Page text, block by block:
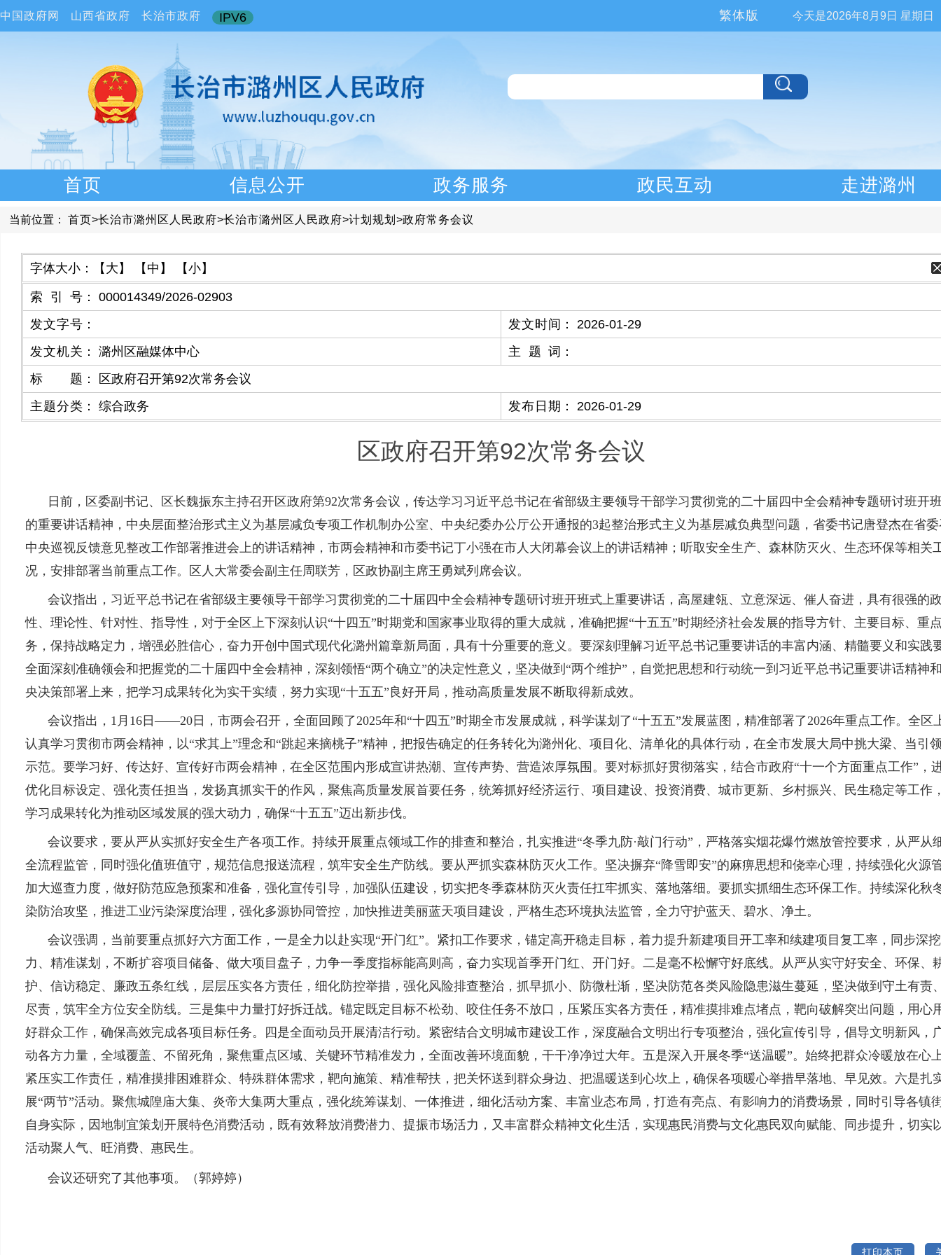
中国政府网 山西省政府 长治市政府 IPV6 今天是2026年8月9日 星期日
繁体版
首页 信息公开 政务服务 政民互动 走进潞州
当前位置： 首页>长治市潞州区人民政府>长治市潞州区人民政府>计划规划 >政府常务会议
字体大小： 【大】 【中】 【小】
索引号 ：
000014349/2026-02903
发文字号 ： 发文时间 ：
2026-01-29
发文机关 ： 潞州区融媒体中心 主题词 ：
标题 ：
区政府召开第92次常务会议
主题分类 ： 综合政务 发布日期 ： 2026-01-29
区政府召开第92次常务会议
日前，区委副书记、区长魏振东主持召开区政府第92次常务会议，传达学习习近平总书记在省部级主要领导干部学习贯彻党的二十届四中全会精神专题研讨班开
的重要讲话精神，中央层面整治形式主义为基层减负专项工作机制办公室、中央纪委办公厅公开通报的3起整治形式主义为基层减负典型问题，省委书记唐登杰在省
中央巡视反馈意见整改工作部署推进会上的讲话精神，市两会精神和市委书记丁小强在市人大闭幕会议上的讲话精神；听取安全生产、森林防灭火、生态环保等相关
况，安排部署当前重点工作。区人大常委会副主任周联芳，区政协副主席王勇斌列席会议。
会议指出，习近平总书记在省部级主要领导干部学习贯彻党的二十届四中全会精神专题研讨班开班式上重要讲话，高屋建瓴、立意深远、催人奋进，具有很强的
性、理论性、针对性、指导性，对于全区上下深刻认识“十四五”时期党和国家事业取得的重大成就，准确把握“十五五”时期经济社会发展的指导方针、主要目标、重
务，保持战略定力，增强必胜信心，奋力开创中国式现代化潞州篇章新局面，具有十分重要的意义。要深刻理解习近平总书记重要讲话的丰富内涵、精髓要义和实践
全面深刻准确领会和把握党的二十届四中全会精神，深刻领悟“两个确立”的决定性意义，坚决做到“两个维护”，自觉把思想和行动统一到习近平总书记重要讲话精神
央决策部署上来，把学习成果转化为实干实绩，努力实现“十五五”良好开局，推动高质量发展不断取得新成效。
会议指出，1月16日——20日，市两会召开，全面回顾了2025年和“十四五”时期全市发展成就，科学谋划了“十五五”发展蓝图，精准部署了2026年重点工作。全区
认真学习贯彻市两会精神，以“求其上”理念和“跳起来摘桃子”精神，把报告确定的任务转化为潞州化、项目化、清单化的具体行动，在全市发展大局中挑大梁、当引
示范。要学习好、传达好、宣传好市两会精神，在全区范围内形成宣讲热潮、宣传声势、营造浓厚氛围。要对标抓好贯彻落实，结合市政府“十一个方面重点工作”，
优化目标设定、强化责任担当，发扬真抓实干的作风，聚焦高质量发展首要任务，统筹抓好经济运行、项目建设、投资消费、城市更新、乡村振兴、民生稳定等工作
学习成果转化为推动区域发展的强大动力，确保“十五五”迈出新步伐。
会议要求，要从严从实抓好安全生产各项工作。持续开展重点领域工作的排查和整治，扎实推进“冬季九防·敲门行动”，严格落实烟花爆竹燃放管控要求，从严从
全流程监管，同时强化值班值守，规范信息报送流程，筑牢安全生产防线。要从严抓实森林防灭火工作。坚决摒弃“降雪即安”的麻痹思想和侥幸心理，持续强化火源
加大巡查力度，做好防范应急预案和准备，强化宣传引导，加强队伍建设，切实把冬季森林防灭火责任扛牢抓实、落地落细。要抓实抓细生态环保工作。持续深化秋
染防治攻坚，推进工业污染深度治理，强化多源协同管控，加快推进美丽蓝天项目建设，严格生态环境执法监管，全力守护蓝天、碧水、净土。
会议强调，当前要重点抓好六方面工作，一是全力以赴实现“开门红”。紧扣工作要求，锚定高开稳走目标，着力提升新建项目开工率和续建项目复工率，同步深
力、精准谋划，不断扩容项目储备、做大项目盘子，力争一季度指标能高则高，奋力实现首季开门红、开门好。二是毫不松懈守好底线。从严从实守好安全、环保、
护、信访稳定、廉政五条红线，层层压实各方责任，细化防控举措，强化风险排查整治，抓早抓小、防微杜渐，坚决防范各类风险隐患滋生蔓延，坚决做到守土有责
尽责，筑牢全方位安全防线。三是集中力量打好拆迁战。锚定既定目标不松劲、咬住任务不放口，压紧压实各方责任，精准摸排难点堵点，靶向破解突出问题，用心
好群众工作，确保高效完成各项目标任务。四是全面动员开展清洁行动。紧密结合文明城市建设工作，深度融合文明出行专项整治，强化宣传引导，倡导文明新风，
动各方力量，全域覆盖、不留死角，聚焦重点区域、关键环节精准发力，全面改善环境面貌，干干净净过大年。五是深入开展冬季“送温暖”。始终把群众冷暖放在心
紧压实工作责任，精准摸排困难群众、特殊群体需求，靶向施策、精准帮扶，把关怀送到群众身边、把温暖送到心坎上，确保各项暖心举措早落地、早见效。六是扎
展“两节”活动。聚焦城隍庙大集、炎帝大集两大重点，强化统筹谋划、一体推进，细化活动方案、丰富业态布局，打造有亮点、有影响力的消费场景，同时引导各镇
自身实际，因地制宜策划开展特色消费活动，既有效释放消费潜力、提振市场活力，又丰富群众精神文化生活，实现惠民消费与文化惠民双向赋能、同步提升，切实
活动聚人气、旺消费、惠民生。
会议还研究了其他事项。（郭婷婷 ）
打印本页